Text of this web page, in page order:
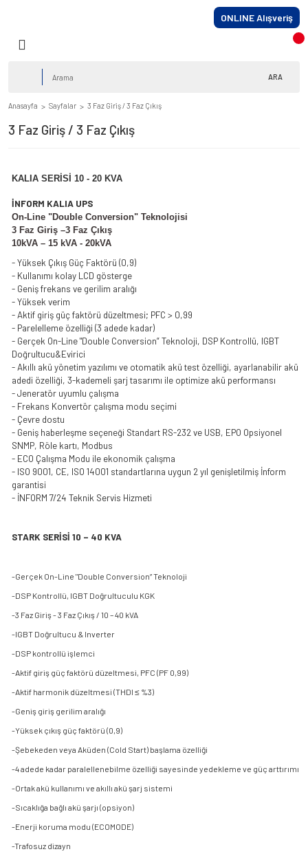
ONLINE Alışveriş
ARA
Anasayfa Sayfalar 3 Faz Giriş / 3 Faz Çıkış
3 Faz Giriş / 3 Faz Çıkış
KALIA SERİSİ 10 - 20 KVA
İNFORM KALIA UPS
On-Line "Double Conversion" Teknolojisi
3 Faz Giriş –3 Faz Çıkış
10kVA – 15 kVA - 20kVA
- Yüksek Çıkış Güç Faktörü (0,9)
- Kullanımı kolay LCD gösterge
- Geniş frekans ve gerilim aralığı
- Yüksek verim
- Aktif giriş güç faktörü düzeltmesi; PFC > 0,99
- Parelelleme özelliği (3 adede kadar)
- Gerçek On-Line "Double Conversion” Teknoloji, DSP Kontrollü, IGBT
Doğrultucu&Evirici
- Akıllı akü yönetim yazılımı ve otomatik akü test özelliği, ayarlanabilir akü
adedi özelliği, 3-kademeli şarj tasarımı ile optimize akü performansı
- Jeneratör uyumlu çalışma
- Frekans Konvertör çalışma modu seçimi
- Çevre dostu
- Geniş haberleşme seçeneği Standart RS-232 ve USB, EPO Opsiyonel
SNMP, Röle kartı, Modbus
- ECO Çalışma Modu ile ekonomik çalışma
- ISO 9001, CE, ISO 14001 standartlarına uygun 2 yıl genişletilmiş İnform
garantisi
- İNFORM 7/24 Teknik Servis Hizmeti
STARK SERİSİ 10 – 40 KVA
-Gerçek On-Line "Double Conversion” Teknoloji
-DSP Kontrollü, IGBT Doğrultuculu KGK
-3 Faz Giriş - 3 Faz Çıkış / 10 – 40 kVA
-IGBT Doğrultucu & Inverter
-DSP kontrollü işlemci
-Aktif giriş güç faktörü düzeltmesi, PFC (PF 0,99)
-Aktif harmonik düzeltmesi (THDI ≤ %3)
-Geniş giriş gerilim aralığı
-Yüksek çıkış güç faktörü (0,9)
-Şebekeden veya Aküden (Cold Start) başlama özelliği
-4 adede kadar paralellenebilme özelliği sayesinde yedekleme ve güç arttırımı
-Ortak akü kullanımı ve akıllı akü şarj sistemi
-Sıcaklığa bağlı akü şarjı (opsiyon)
-Enerji koruma modu (ECOMODE)
-Trafosuz dizayn